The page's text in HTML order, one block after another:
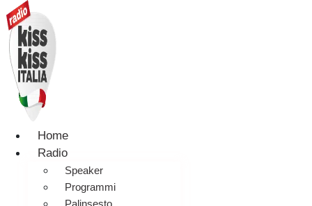
Home
Radio
Speaker
Programmi
Palinsesto